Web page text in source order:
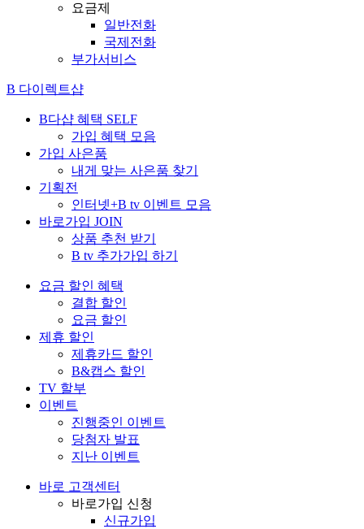
요금제
일반전화
국제전화
부가서비스
B 다이렉트샵
B다샵 혜택 SELF
가입 혜택 모음
가입 사은품
내게 맞는 사은품 찾기
기획전
인터넷+B tv 이벤트 모음
바로가입 JOIN
상품 추천 받기
B tv 추가가입 하기
요금 할인 혜택
결합 할인
요금 할인
제휴 할인
제휴카드 할인
B&캡스 할인
TV 할부
이벤트
진행중인 이벤트
당첨자 발표
지난 이벤트
바로 고객센터
바로가입 신청
신규가입